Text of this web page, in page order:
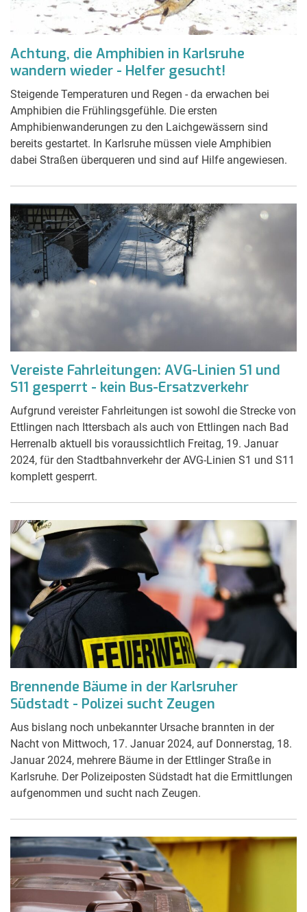
Achtung, die Amphibien in Karlsruhe
wandern wieder - Helfer gesucht!
Steigende Temperaturen und Regen - da erwachen bei
Amphibien die Frühlingsgefühle. Die ersten
Amphibienwanderungen zu den Laichgewässern sind
bereits gestartet. In Karlsruhe müssen viele Amphibien
dabei Straßen überqueren und sind auf Hilfe angewiesen.
Vereiste Fahrleitungen: AVG-Linien S1 und
S11 gesperrt - kein Bus-Ersatzverkehr
Aufgrund vereister Fahrleitungen ist sowohl die Strecke von
Ettlingen nach Ittersbach als auch von Ettlingen nach Bad
Herrenalb aktuell bis voraussichtlich Freitag, 19. Januar
2024, für den Stadtbahnverkehr der AVG-Linien S1 und S11
komplett gesperrt.
Brennende Bäume in der Karlsruher
Südstadt - Polizei sucht Zeugen
Aus bislang noch unbekannter Ursache brannten in der
Nacht von Mittwoch, 17. Januar 2024, auf Donnerstag, 18.
Januar 2024, mehrere Bäume in der Ettlinger Straße in
Karlsruhe. Der Polizeiposten Südstadt hat die Ermittlungen
aufgenommen und sucht nach Zeugen.